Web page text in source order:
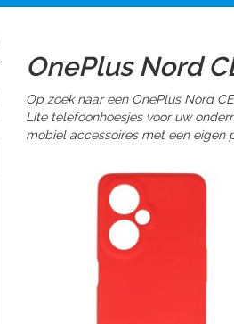
OnePlus Nord
Op zoek naar een OnePlus Nord
Lite telefoonhoesjes voor uw
mobiel accessoires met een eigen